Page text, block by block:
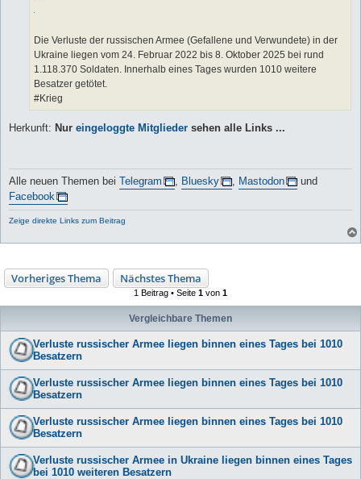
Die Verluste der russischen Armee (Gefallene und Verwundete) in der
Ukraine liegen vom 24. Februar 2022 bis 8. Oktober 2025 bei rund
1.118.370 Soldaten. Innerhalb eines Tages wurden 1010 weitere
Besatzer getötet.
#Krieg
Herkunft: Nur eingeloggte Mitglieder sehen alle Links ...
Alle neuen Themen bei Telegram Bluesky Mastodon
und
Facebook
Zeige direkte Links zum Beitrag
Vorheriges Thema Nächstes Thema
1 Beitrag • Seite 1 von 1
Vergleichbare Themen
Verluste russischer Armee liegen binnen eines Tages bei 1010
Besatzern
Verluste russischer Armee liegen binnen eines Tages bei 1010
Besatzern
Verluste russischer Armee liegen binnen eines Tages bei 1010
Besatzern
Verluste russischer Armee in Ukraine liegen binnen eines Tages
bei 1010 weiteren Besatzern